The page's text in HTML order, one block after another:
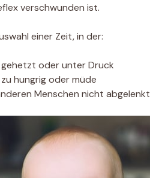
verschwunden ist.
einer Zeit, in der:
oder unter Druck
hungrig oder müde
Menschen nicht abgelenkt